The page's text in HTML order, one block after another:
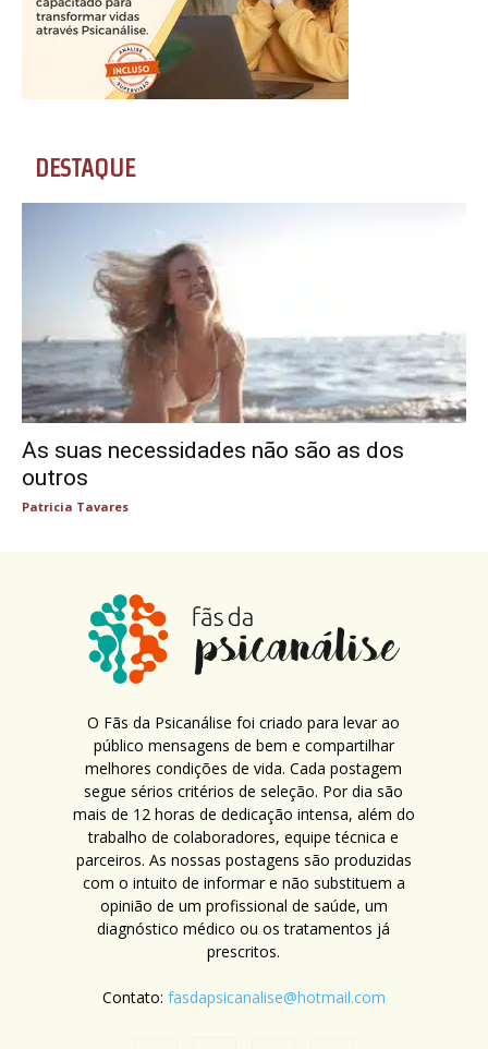
DESTAQUE
As suas necessidades não são as dos
outros
Patricia Tavares
O Fãs da Psicanálise foi criado para levar ao
público mensagens de bem e compartilhar
melhores condições de vida. Cada postagem
segue sérios critérios de seleção. Por dia são
mais de 12 horas de dedicação intensa, além do
trabalho de colaboradores, equipe técnica e
parceiros. As nossas postagens são produzidas
com o intuito de informar e não substituem a
opinião de um profissional de saúde, um
diagnóstico médico ou os tratamentos já
prescritos.
Contato: fasdapsicanalise@hotmail.com